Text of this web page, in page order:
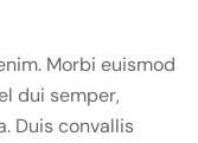
Morbi euismod
dui semper,
Duis convallis